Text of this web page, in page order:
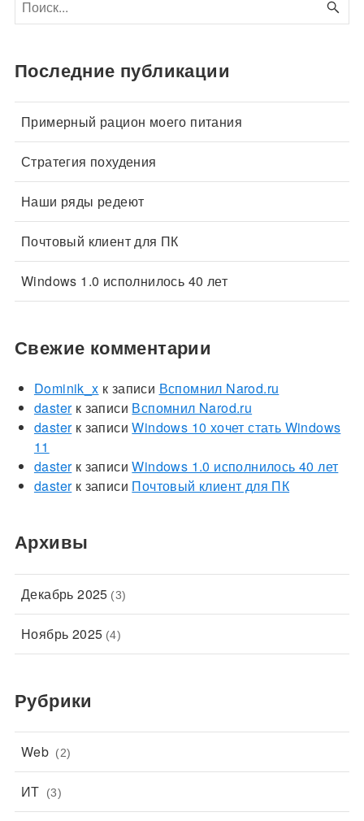
Последние публикации
Примерный рацион моего питания
Стратегия похудения
Наши ряды редеют
Почтовый клиент для ПК
Windows 1.0 исполнилось 40 лет
Свежие комментарии
Dominik_x к записи Вспомнил Narod.ru
dasterк записи Вспомнил Narod.ru
dasterк записиWindows 10 хочет стать Windows
11
dasterк записиWindows 1.0 исполнилось 40 лет
dasterк записи Почтовый клиент для ПК
Архивы
Декабрь 2025 (3)
Ноябрь 2025 (4)
Рубрики
Web (2)
ИТ (3)